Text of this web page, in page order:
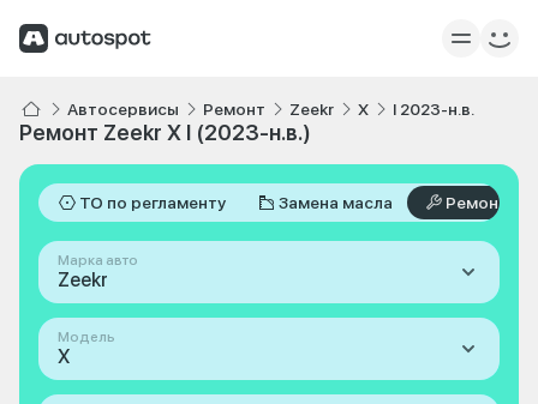
Автосервисы Ремонт Zeekr X I 2023-н.в.
Ремонт Zeekr X I (2023-н.в.)
ТО по регламенту Замена масла Ремонт
Марка авто
Zeekr
Модель
X